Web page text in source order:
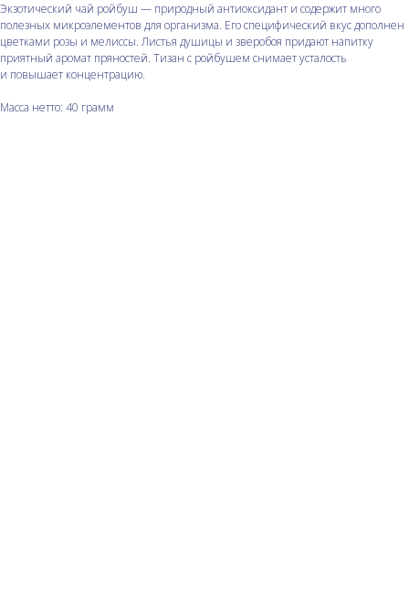
Экзотический чай ройбуш — природный антиоксидант и содержит много
полезных микроэлементов для организма. Его специфический вкус дополнен
цветками розы и мелиссы. Листья душицы и зверобоя придают напитку
приятный аромат пряностей. Тизан с ройбушем снимает усталость
и повышает концентрацию.
Масса нетто: 40 грамм